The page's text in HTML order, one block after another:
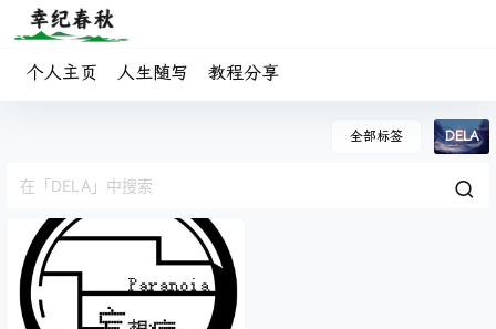
个人主页 人生随写 教程分享
全部标签 DELA